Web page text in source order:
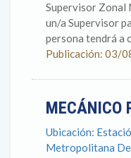
Supervisor Zonal
un/a Supervisor
persona tendrá a
Publicación: 03/
MECÁNICO
Ubicación:
Metropolitana